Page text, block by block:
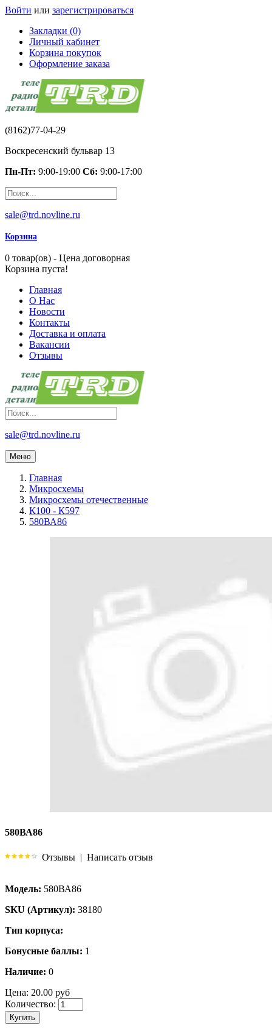
Войти или зарегистрироваться
Закладки (0)
Личный кабинет
Корзина покупок
Оформление заказа
(8162)77-04-29
Воскресенский бульвар 13
Пн-Пт: 9:00-19:00 Сб: 9:00-17:00
sale@trd.novline.ru
Корзина
0 товар(ов) - Цена договорная
Корзина пуста!
Главная
О Нас
Новости
Контакты
Доставка и оплата
Вакансии
Отзывы
sale@trd.novline.ru
Меню
Главная
Микросхемы
Микросхемы отечественные
К100 - К597
580ВА86
580ВА86
Отзывы | Написать отзыв
Модель: 580ВА86
SKU (Артикул): 38180
Тип корпуса:
Бонусные баллы: 1
Наличие: 0
Цена: 20.00 руб
Количество:
Купить